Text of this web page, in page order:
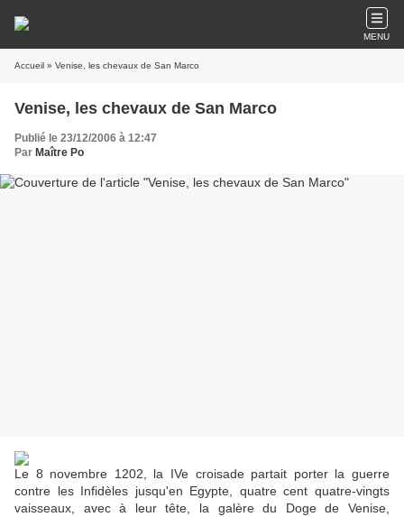
MENU
Accueil » Venise, les chevaux de San Marco
Venise, les chevaux de San Marco
Publié le 23/12/2006 à 12:47
Par Maître Po
Le 8 novembre 1202, la IVe croisade partait porter la guerre
contre les Infidèles jusqu'en Egypte, quatre cent quatre-vingts
vaisseaux, avec à leur tête, la galère du Doge de Venise,